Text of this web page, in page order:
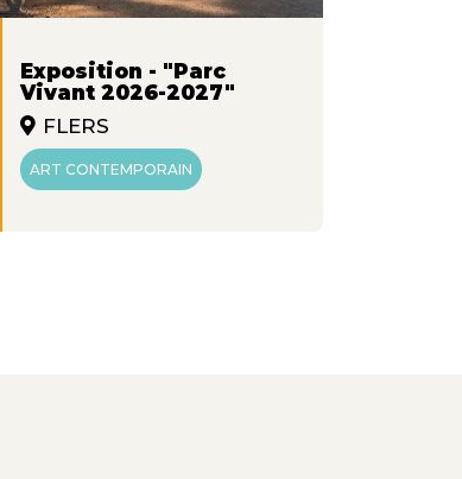
Exposition - "Parc
Vivant 2026-2027"
FLERS
ART CONTEMPORAIN